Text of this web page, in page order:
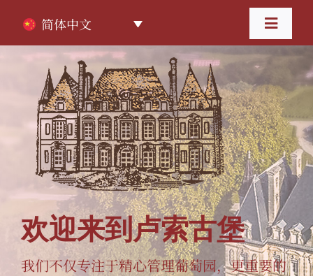
容
关于酒庄
葡萄酒
葡萄酒旅游
住宿
简体中文
欢迎来到卢索古堡
我们不仅专注于精心管理葡萄园，更重要的